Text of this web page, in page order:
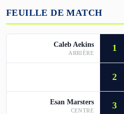
FEUILLE DE MATCH
Caleb Aekins
ARRIÈRE 1
2
Esan Marsters
CENTRE 3